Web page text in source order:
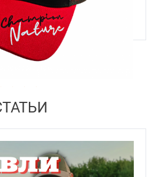
Nature Red-Black
950 руб.